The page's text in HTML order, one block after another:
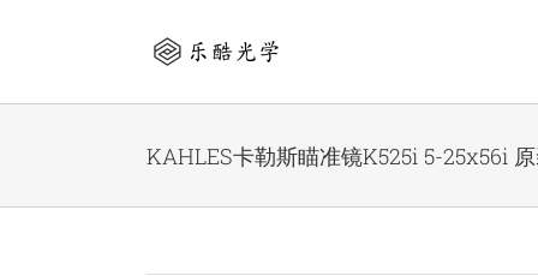
KAHLES卡勒斯瞄准镜K525i 5-25x56i